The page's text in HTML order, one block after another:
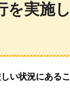
を実施
い状況にある